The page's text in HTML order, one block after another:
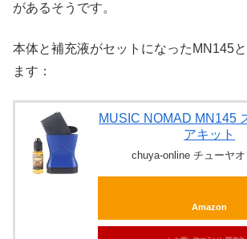
があるそうです。
本体と補充液がセットになったMN145
ます：
MUSIC NOMAD MN145
アキット
chuya-online チューヤ
Amazon